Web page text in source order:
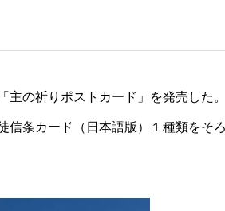
主の祈りポストカード」を発売した
条カード（日本語版）１種類をそろ